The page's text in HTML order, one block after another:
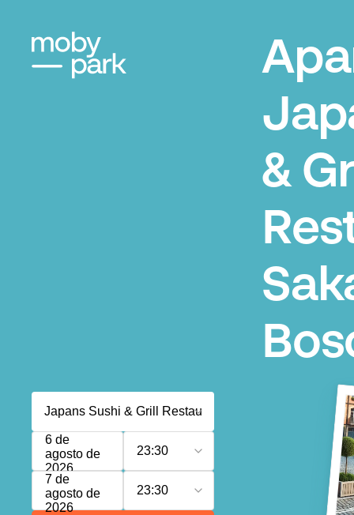
&
6 de
agosto de
2026
23:30
7 de
agosto de
2026
23:30